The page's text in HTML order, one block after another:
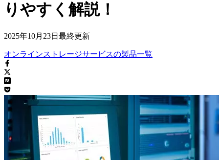
りやすく解説！
2025年10月23日 最終更新
オンラインストレージサービスの製品一覧